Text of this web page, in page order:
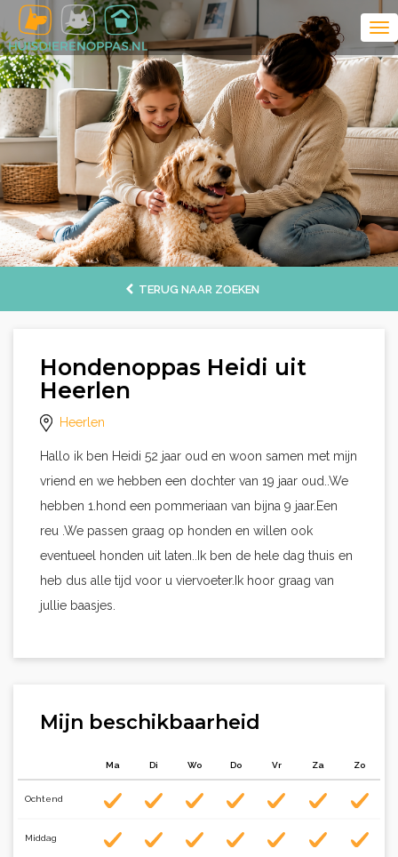
TERUG NAAR ZOEKEN
Hondenoppas Heidi uit
Heerlen
Heerlen
Hallo ik ben Heidi 52 jaar oud en woon samen met mijn
vriend en we hebben een dochter van 19 jaar oud..We
hebben 1.hond een pommeriaan van bijna 9 jaar.Een
reu .We passen graag op honden en willen ook
eventueel honden uit laten..Ik ben de hele dag thuis en
heb dus alle tijd voor u viervoeter.Ik hoor graag van
jullie baasjes.
Mijn beschikbaarheid
Ma Di Wo Do Vr Za Zo
Ochtend
Middag